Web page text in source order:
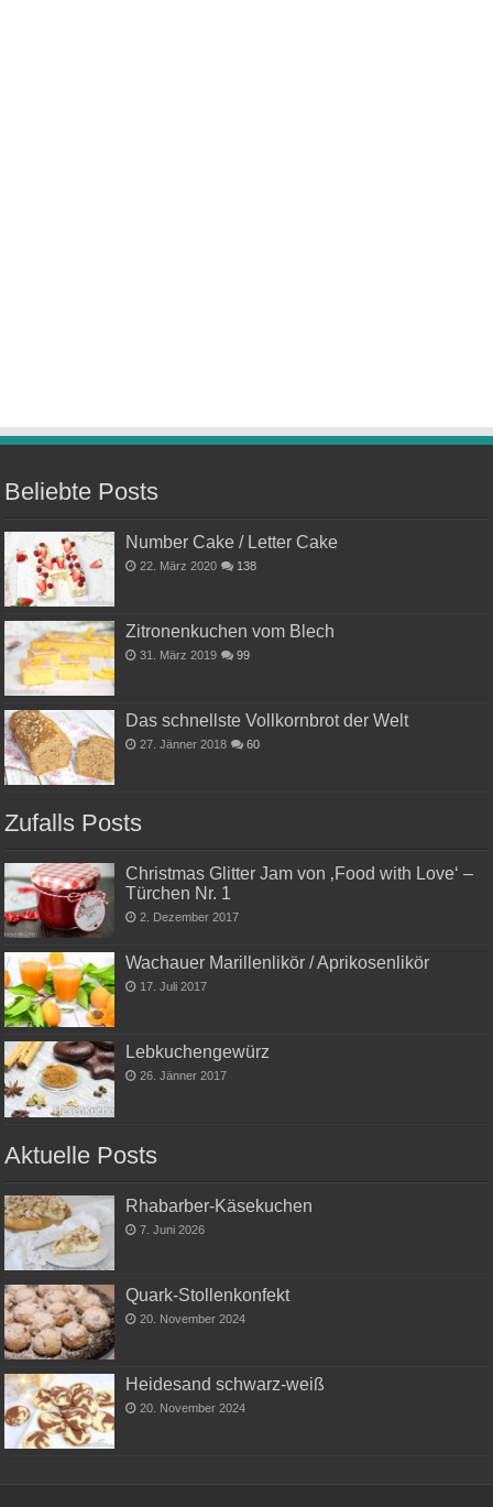
Beliebte Posts
Number Cake / Letter Cake
22. März 2020 138
Zitronenkuchen vom Blech
31. März 2019 99
Das schnellste Vollkornbrot der Welt
27. Jänner 2018 60
Zufalls Posts
Christmas Glitter Jam von ‚Food with Love‘ –
Türchen Nr. 1
2. Dezember 2017
Wachauer Marillenlikör / Aprikosenlikör
17. Juli 2017
Lebkuchengewürz
26. Jänner 2017
Aktuelle Posts
Rhabarber-Käsekuchen
7. Juni 2026
Quark-Stollenkonfekt
20. November 2024
Heidesand schwarz-weiß
20. November 2024